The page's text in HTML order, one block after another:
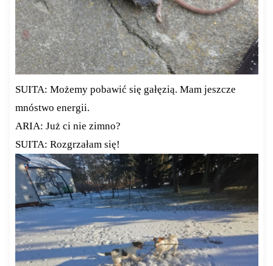
SUITA: Możemy pobawić się gałęzią. Mam jeszcze
mnóstwo energii.
ARIA: Już ci nie zimno?
SUITA: Rozgrzałam się!